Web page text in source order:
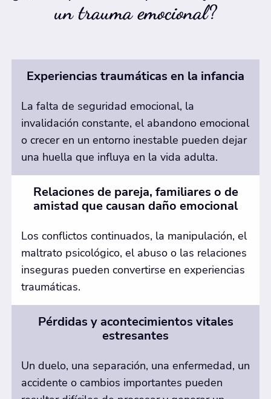
un trauma emocional?
Experiencias traumáticas en la infancia
La falta de seguridad emocional, la
invalidación constante, el abandono emocional
o crecer en un entorno inestable pueden dejar
una huella que influya en la vida adulta.
Relaciones de pareja, familiares o de
amistad que causan daño emocional
Los conflictos continuados, la manipulación, el
maltrato psicológico, el abuso o las relaciones
inseguras pueden convertirse en experiencias
traumáticas.
Pérdidas y acontecimientos vitales
estresantes
Un duelo, una separación, una enfermedad, un
accidente o cambios importantes pueden